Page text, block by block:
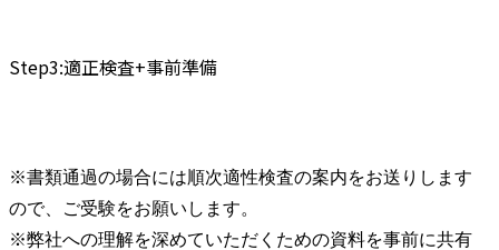
Step3:適正検査+事前準備
※書類通過の場合には順次適性検査の案内をお送りします
ので、ご受験をお願いします。
※弊社への理解を深めていただくための資料を事前に共有